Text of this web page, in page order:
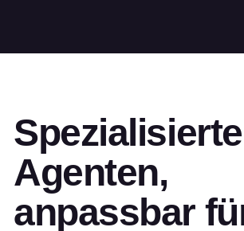
Spezialisierte
Agenten,
anpassbar